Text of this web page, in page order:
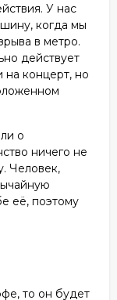
У нас
когда мы
в метро.
действует
концерт, но
о
ничего не
Человек,
её, поэтому
то он будет